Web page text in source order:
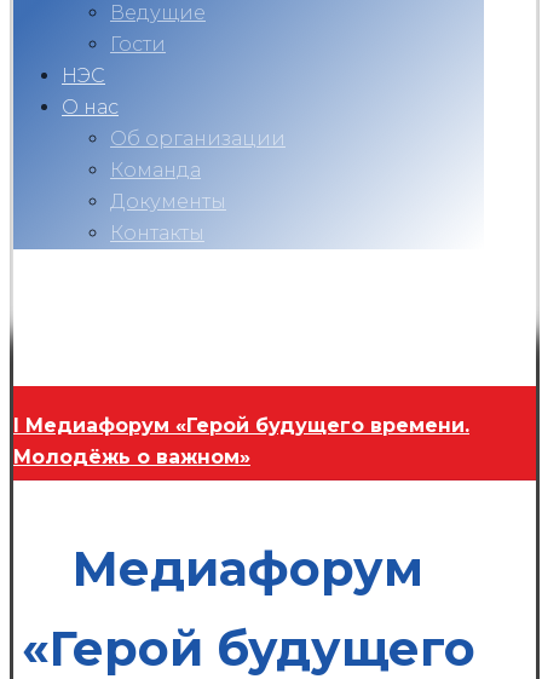
Ведущие
Гости
НЭС
О нас
Об организации
Команда
Документы
Контакты
I Медиафорум «Герой будущего времени.
Молодёжь о важном»
Медиафорум
«Герой будущего